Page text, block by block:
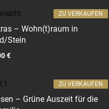
– Wohn(t)raum in
Stein
€
ZU VERKAUFEN
– Grüne Auszeit für die
ZU VERKAUFEN